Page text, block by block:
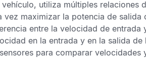
utiliza múltiples relaciones
maximizar la potencia de salida
entre la velocidad de entrada
en la entrada y en la salida de
para comparar velocidades